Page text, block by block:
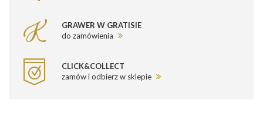
GRAWER W GRATISIE
do zamówienia
CLICK&COLLECT
zamów i odbierz w sklepie